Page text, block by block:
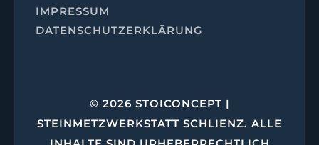
IMPRESSUM
DATENSCHUTZERKLÄRUNG
© 2026 STOICONCEPT |
STEINMETZWERKSTATT SCHLIENZ. ALLE